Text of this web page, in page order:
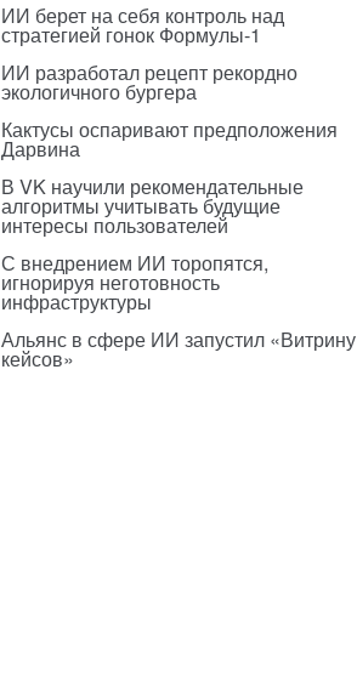
ИИ берет на себя контроль над
стратегией гонок Формулы-1
ИИ разработал рецепт рекордно
экологичного бургера
Кактусы оспаривают предположения
Дарвина
В VK научили рекомендательные
алгоритмы учитывать будущие
интересы пользователей
С внедрением ИИ торопятся,
игнорируя неготовность
инфраструктуры
Альянс в сфере ИИ запустил «Витрину
кейсов»